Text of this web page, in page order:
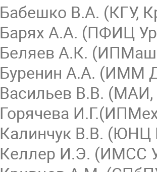
Бабешко В.А. (КГУ,
Барях А.А. (ПФИЦ
Беляев А.К.
Буренин А.А. (ИММ
Васильев В.В.
Горячева
Калинчук В.В.
Келлер И.Э.